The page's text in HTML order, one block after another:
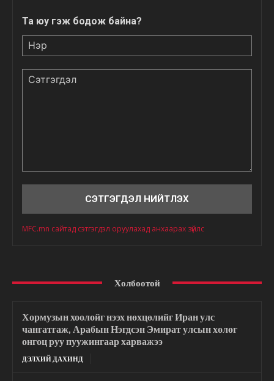
Та юу гэж бодож байна?
MFC.mn сайтад сэтгэгдэл оруулахад анхаарах зүйлс
Холбоотой
Хормузын хоолойг нээх нөхцөлийг Иран улс
чангатгаж, Арабын Нэгдсэн Эмират улсын хөлөг
онгоц руу пуужингаар харважээ
ДЭЛХИЙ ДАХИНД